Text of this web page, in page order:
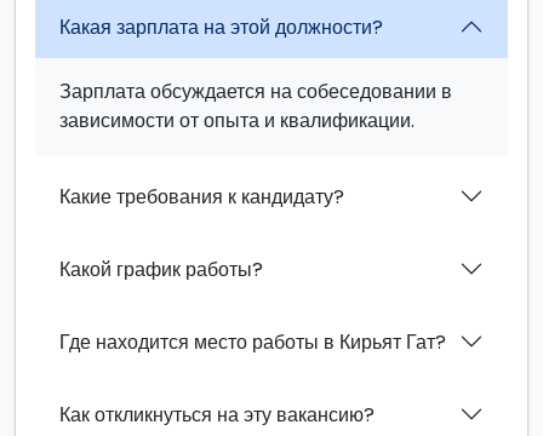
Какая зарплата на этой должности?
Зарплата обсуждается на собеседовании в
зависимости от опыта и квалификации.
Какие требования к кандидату?
Какой график работы?
Где находится место работы в Кирьят Гат?
Как откликнуться на эту вакансию?